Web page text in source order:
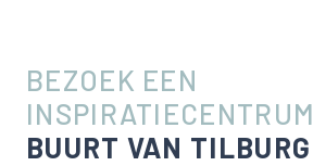
BEZOEK EEN
INSPIRATIECENTRUM
BUURT VAN TILBURG